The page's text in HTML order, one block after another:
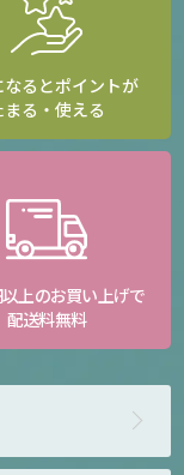
るとポイントが
まる・使える
上のお買い上げで
配送料無料